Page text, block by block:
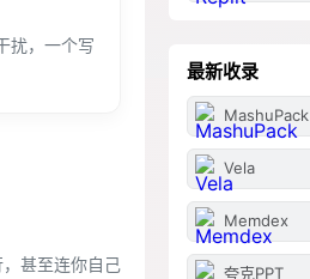
扰，一个写
甚至连你自己
最新收录
MashuPack
Vela
Memdex
夸克PPT